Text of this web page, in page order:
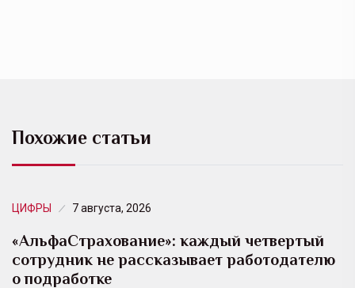
Похожие статьи
ЦИФРЫ 7 августа, 2026
«АльфаСтрахование»: каждый четвертый
сотрудник не рассказывает работодателю
о подработке